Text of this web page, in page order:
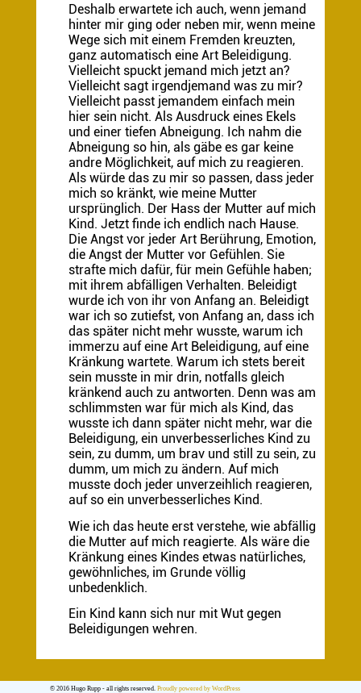
Deshalb erwartete ich auch, wenn jemand
hinter mir ging oder neben mir, wenn meine
Wege sich mit einem Fremden kreuzten,
ganz automatisch eine Art Beleidigung.
Vielleicht spuckt jemand mich jetzt an?
Vielleicht sagt irgendjemand was zu mir?
Vielleicht passt jemandem einfach mein
hier sein nicht. Als Ausdruck eines Ekels
und einer tiefen Abneigung. Ich nahm die
Abneigung so hin, als gäbe es gar keine
andre Möglichkeit, auf mich zu reagieren.
Als würde das zu mir so passen, dass jeder
mich so kränkt, wie meine Mutter
ursprünglich. Der Hass der Mutter auf mich
Kind. Jetzt finde ich endlich nach Hause.
Die Angst vor jeder Art Berührung, Emotion,
die Angst der Mutter vor Gefühlen. Sie
strafte mich dafür, für mein Gefühle haben;
mit ihrem abfälligen Verhalten. Beleidigt
wurde ich von ihr von Anfang an. Beleidigt
war ich so zutiefst, von Anfang an, dass ich
das später nicht mehr wusste, warum ich
immerzu auf eine Art Beleidigung, auf eine
Kränkung wartete. Warum ich stets bereit
sein musste in mir drin, notfalls gleich
kränkend auch zu antworten. Denn was am
schlimmsten war für mich als Kind, das
wusste ich dann später nicht mehr, war die
Beleidigung, ein unverbesserliches Kind zu
sein, zu dumm, um brav und still zu sein, zu
dumm, um mich zu ändern. Auf mich
musste doch jeder unverzeihlich reagieren,
auf so ein unverbesserliches Kind.
Wie ich das heute erst verstehe, wie abfällig
die Mutter auf mich reagierte. Als wäre die
Kränkung eines Kindes etwas natürliches,
gewöhnliches, im Grunde völlig
unbedenklich.
Ein Kind kann sich nur mit Wut gegen
Beleidigungen wehren.
© 2016 Hugo Rupp - all rights reserved. Proudly powered by WordPress